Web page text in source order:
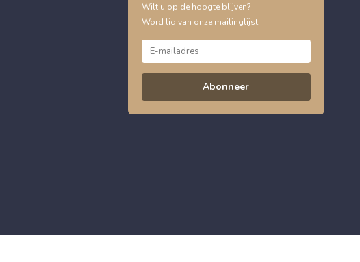
Wilt u op de hoogte blijven?
Word lid van onze mailinglijst:
Abonneer